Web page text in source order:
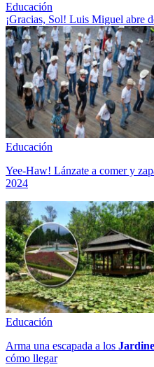
Educación
¡Gracias, Sol! Luis Miguel abre
Educación
Yee-Haw! Lánzate a comer y
2024
Educación
Arma una escapada a los
cómo llegar